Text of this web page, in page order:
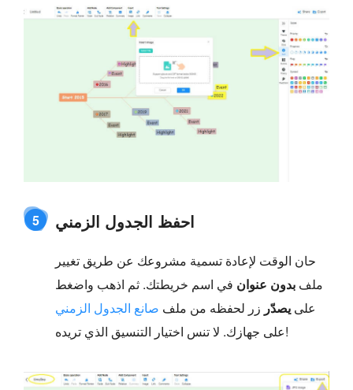
5 احفظ الجدول الزمني
حان الوقت لإعادة تسمية مشروعك عن طريق تغيير
ملف بدون عنوان في اسم خريطتك. ثم اذهب واضغط
على يصدّر زر لحفظه من ملف صانع الجدول الزمني
على جهازك. لا تنس اختيار التنسيق الذي تريده!